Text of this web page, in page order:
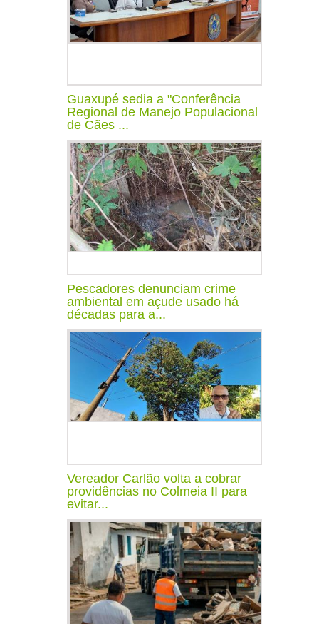
Guaxupé sedia a "Conferência
Regional de Manejo Populacional
de Cães ...
Pescadores denunciam crime
ambiental em açude usado há
décadas para a...
Vereador Carlão volta a cobrar
providências no Colmeia II para
evitar...